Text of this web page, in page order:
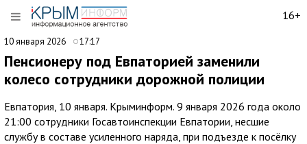
16+
10 января 2026 17:17
Пенсионеру под Евпаторией заменили
колесо сотрудники дорожной полиции
Евпатория, 10 января. Крыминформ. 9 января 2026 года около
21:00 сотрудники Госавтоинспекции Евпатории, несшие
службу в составе усиленного наряда, при подъезде к посёлку